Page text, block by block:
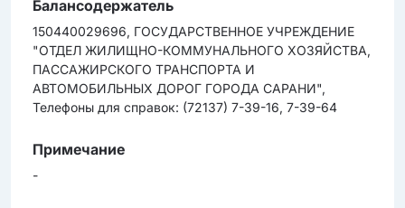
Балансодержатель
150440029696, ГОСУДАРСТВЕННОЕ УЧРЕЖДЕНИЕ
"ОТДЕЛ ЖИЛИЩНО-КОММУНАЛЬНОГО ХОЗЯЙСТВА,
ПАССАЖИРСКОГО ТРАНСПОРТА И
АВТОМОБИЛЬНЫХ ДОРОГ ГОРОДА САРАНИ",
Телефоны для справок: (72137) 7-39-16, 7-39-64
Примечание
-